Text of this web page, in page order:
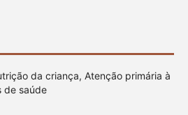
da criança, Atenção primária à
de saúde